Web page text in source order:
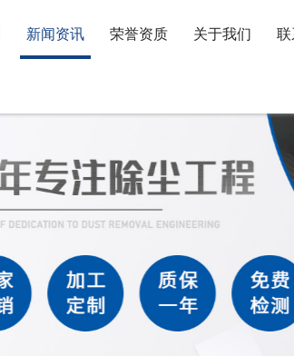
新闻资讯 荣誉资质 关于我们 联